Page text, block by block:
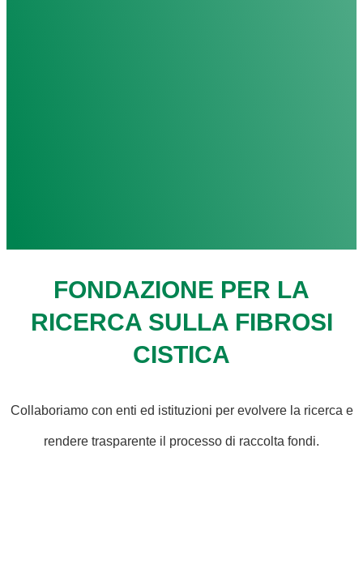
FONDAZIONE PER LA
RICERCA SULLA FIBROSI
CISTICA
Collaboriamo con enti ed istituzioni per evolvere la ricerca e
rendere trasparente il processo di raccolta fondi.